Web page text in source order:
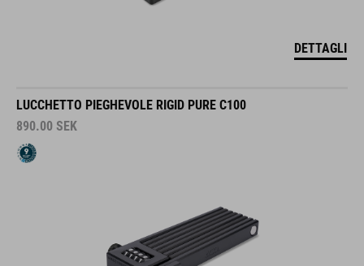
DETTAGLI
LUCCHETTO PIEGHEVOLE RIGID PURE C100
890.00 SEK